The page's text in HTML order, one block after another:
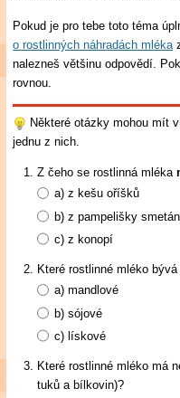
Pokud je pro tebe toto téma
o rostlinných náhradách mléka
nalezneš většinu odpovědí.
rovnou.
Některé otázky mohou mít
jednu z nich.
Z čeho se rostlinná mléka
a)z kešu oříšků
b)z pampelišky
c)z konopí
Které rostlinné mléko
a)mandlové
b)sójové
c) lískové
Které rostlinné mléko má
tuků a bílkovin)?